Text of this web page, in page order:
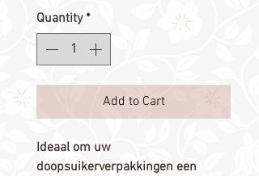
Quantity *
Add to Cart
Ideaal om uw
doopsuikerverpakkingen een